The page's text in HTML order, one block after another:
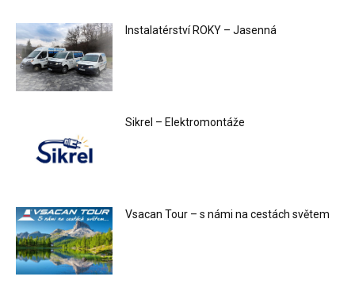
Instalatérství ROKY – Jasenná
Sikrel – Elektromontáže
Vsacan Tour – s námi na cestách světem